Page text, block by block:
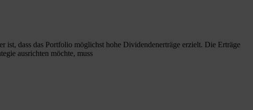
dass das Portfolio möglichst hohe Dividendenerträge erzielt. Die Erträge
ausrichten möchte, muss